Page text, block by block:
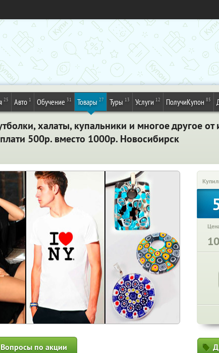
25 Авто 1 Обучение 31 Товары 27 Туры 13 Услуги 12 ПолучиКупон 85
халаты, купальники и многое другое
500р. вместо 1000р. Новосибирск
Вопросы по акции